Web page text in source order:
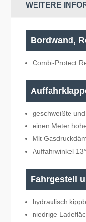
WEITERE
Bordwand,
Combi-Protect
geschweißte
einen Meter
Mit
Auffahrwinkel 13°
Fahrgestell
hydraulisch
niedrige